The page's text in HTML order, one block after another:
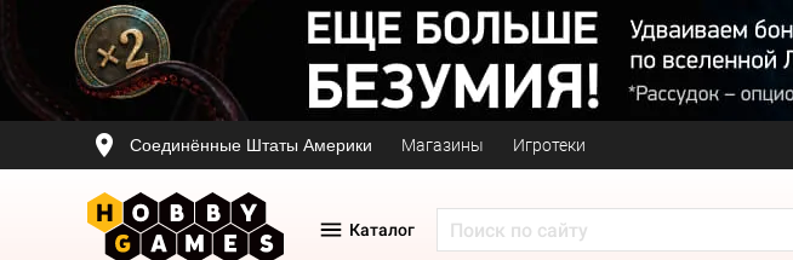
Соединённые Штаты Америки Магазины Игротеки
Каталог